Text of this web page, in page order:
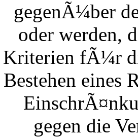
gegenÃ¼ber
oder werden,
Kriterien fÃ¼r
Bestehen eines
gegen die